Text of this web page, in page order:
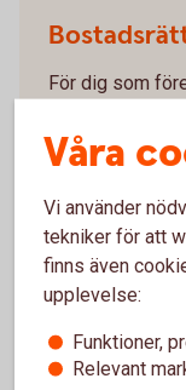
För dig som
Så blir
Stiftelser
Vi hjälper dig
Så blir du
Våra
Vi använder
tekniker för att
finns även
upplevelse:
Funktioner,
Relevant